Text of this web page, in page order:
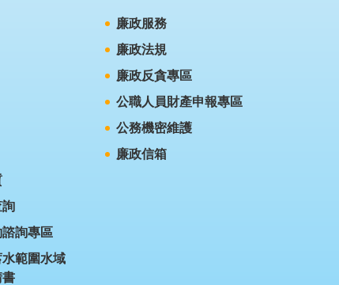
詢
詢專區
範圍水域
書
廉政服務
廉政法規
廉政反貪專區
公職人員財產申報專區
公務機密維護
廉政信箱